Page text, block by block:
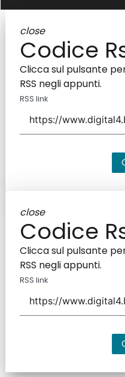
close
Codice
Clicca sul pulsante
RSS negli appunti.
RSS link
close
Codice
Clicca sul pulsante
RSS negli appunti.
RSS link